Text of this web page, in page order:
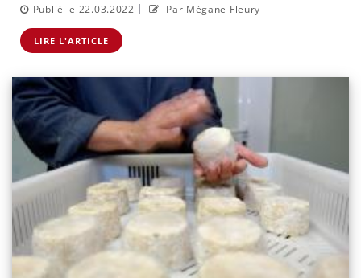
Publié le 22.03.2022 | Par Mégane Fleury
LIRE L'ARTICLE